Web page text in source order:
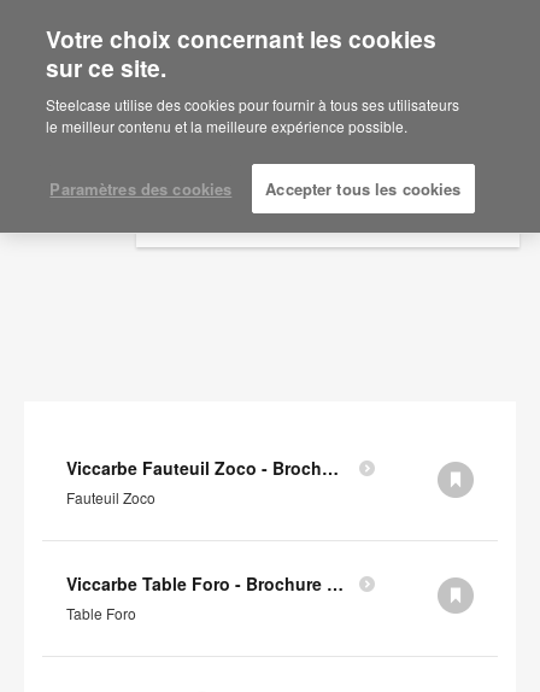
Are you in United States?
Would you like to see Products we sell in
your region?
English
Español
Documents
AFFICHER LES FILTRES
Viccarbe Fauteuil Zoco - Brochure (en anglais)
Fauteuil Zoco
Viccarbe Table Foro - Brochure (en anglais)
Table Foro
Votre choix concernant les cookies
sur ce site.
Steelcase utilise des cookies pour fournir à tous ses utilisateurs
le meilleur contenu et la meilleure expérience possible.
Paramètres des cookies Accepter tous les cookies